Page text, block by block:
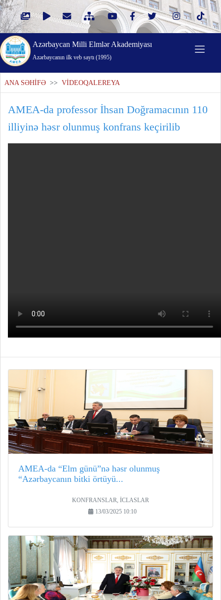
Azərbaycan Milli Elmlər Akademiyası
Azərbaycanın ilk veb saytı (1995)
ANA SƏHİFƏ >> VİDEOQALEREYA
AMEA-da professor İhsan Doğramacının 110
illiyinə həsr olunmuş konfrans keçirilib
AMEA-da “Elm günü”nə həsr olunmuş
“Azərbaycanın bitki örtüyü...
KONFRANSLAR, İCLASLAR
13/03/2025 10:10